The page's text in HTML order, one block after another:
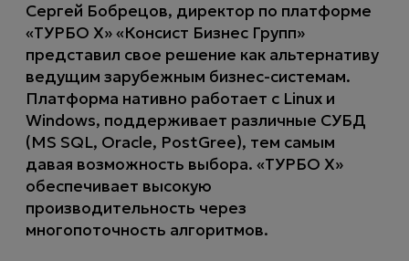
Сергей Бобрецов, директор по платформе
«ТУРБО Х» «Консист Бизнес Групп»
представил свое решение как альтернативу
ведущим зарубежным бизнес-системам.
Платформа нативно работает c Linux и
Windows, поддерживает различные СУБД
(MS SQL, Oracle, PostGree), тем самым
давая возможность выбора. «ТУРБО Х»
обеспечивает высокую
производительность через
многопоточность алгоритмов.